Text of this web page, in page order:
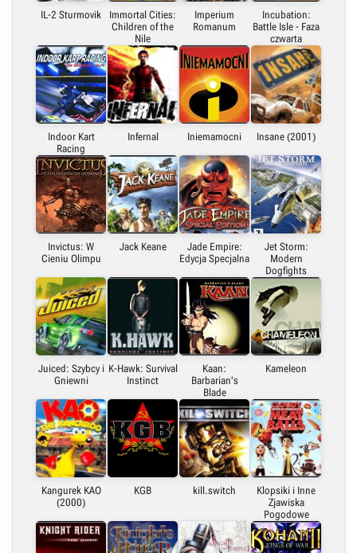
IL-2 Sturmovik
Immortal Cities:
Children of the
Nile
Imperium
Romanum
Incubation:
Battle Isle - Faza
czwarta
Indoor Kart
Racing
Infernal Iniemamocni Insane (2001)
Invictus: W
Cieniu Olimpu
Jack Keane
Jade Empire:
Edycja Specjalna
Jet Storm:
Modern
Dogfights
Juiced: Szybcy i
Gniewni
K-Hawk: Survival
Instinct
Kaan:
Barbarian's
Blade
Kameleon
Kangurek KAO
(2000)
KGB kill.switch
Klopsiki i Inne
Zjawiska
Pogodowe